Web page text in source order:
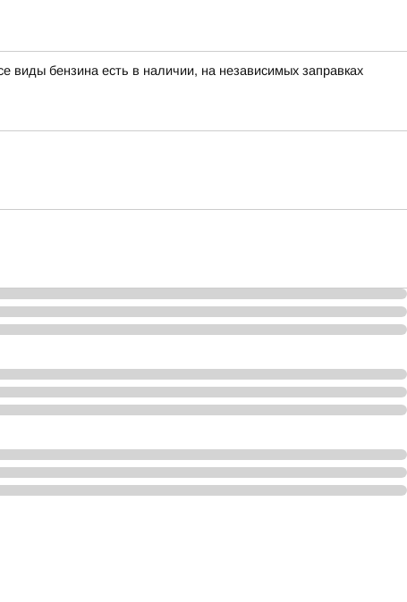
виды бензина есть в наличии, на независимых заправках